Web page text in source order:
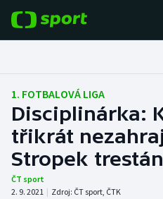
Fotbal
Hokej
Tenis
Atletika
1. FOTBALOVÁ LIGA
Disciplinárka:
třikrát
Stropek
ČT sport
2. 9. 2021 | Zdroj: ČT sport, ČTK